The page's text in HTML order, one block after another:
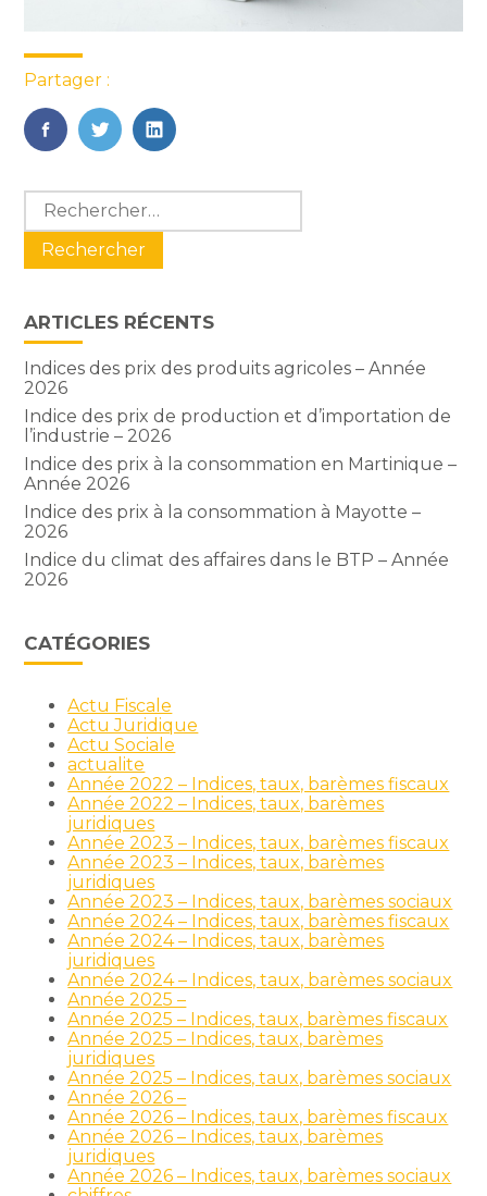
Partager :
FaceBook
TwitterLinkedIn
Blog
sidebar
Rechercher :
ARTICLES RÉCENTS
Indices des prix des produits agricoles – Année
2026
Indice des prix de production et d’importation de
l’industrie – 2026
Indice des prix à la consommation en Martinique –
Année 2026
Indice des prix à la consommation à Mayotte –
2026
Indice du climat des affaires dans le BTP – Année
2026
CATÉGORIES
Actu Fiscale
Actu Juridique
Actu Sociale
actualite
Année 2022 – Indices, taux, barèmes fiscaux
Année 2022 – Indices, taux, barèmes
juridiques
Année 2023 – Indices, taux, barèmes fiscaux
Année 2023 – Indices, taux, barèmes
juridiques
Année 2023 – Indices, taux, barèmes sociaux
Année 2024 – Indices, taux, barèmes fiscaux
Année 2024 – Indices, taux, barèmes
juridiques
Année 2024 – Indices, taux, barèmes sociaux
Année 2025 –
Année 2025 – Indices, taux, barèmes fiscaux
Année 2025 – Indices, taux, barèmes
juridiques
Année 2025 – Indices, taux, barèmes sociaux
Année 2026 –
Année 2026 – Indices, taux, barèmes fiscaux
Année 2026 – Indices, taux, barèmes
juridiques
Année 2026 – Indices, taux, barèmes sociaux